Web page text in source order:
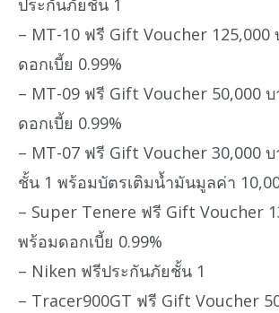
ประกันภัยชั้น 1
– MT-10 ฟรี Gift Voucher 125,000
ดอกเบี้ย 0.99%
– MT-09 ฟรี Gift Voucher 50,000
ดอกเบี้ย 0.99%
– MT-07 ฟรี Gift Voucher 30,000
ชั้น 1 พร้อมบัตรเติมน้ำมันมูลค่า
– Super Tenere ฟรี Gift Voucher
พร้อมดอกเบี้ย 0.99%
– Niken ฟรีประกันภัยชั้น 1
– Tracer900GT ฟรี Gift Voucher